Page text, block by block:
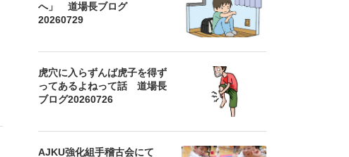
へ」 道場長ブログ
20260729
虎穴に入らずんば虎子を得ず
ってあるよねって話 道場長
ブログ20260726
AJKU強化組手稽古会にて